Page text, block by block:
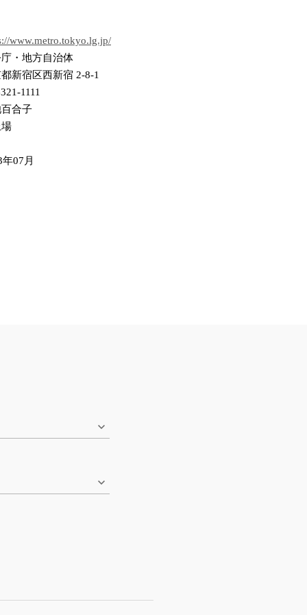
www.metro.tokyo.lg.jp/
・地方自治体
新宿区西新宿 2-8-1
1111
合子
年07月